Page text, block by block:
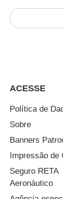
ACESSE
Política de
Sobre
Banners
Impressão de
Seguro RETA
Aeronáutico